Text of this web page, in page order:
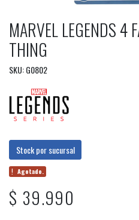
MARVEL LEGENDS 4
THING
SKU: G0802
Stock por sucursal
Agotado.
$ 39.990